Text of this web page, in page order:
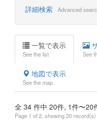
詳細検索 Advanced
一覧で表示
See the list See
地図で表示
See the map
全 34 件中 20件, 1件〜20
Page 1 of 2, showing 20